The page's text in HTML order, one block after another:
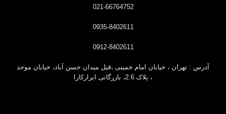
021-66764752
0935-8402611
0912-8402611
آدرس : تهران ، خیابان امام خمینی ،قبل میدان حسن آباد، خیابان موحد
، پلاک 2.6، بازرگانی ابزارکارا